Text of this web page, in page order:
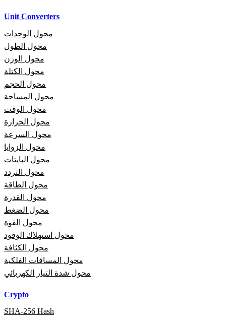
Unit Converters
محول الوحدات
محول الطول
محول الوزن
محول الكتلة
محول الحجم
محول المساحة
محول الوقت
محول الحرارة
محول السرعة
محول الزوايا
محول البايتات
محول التردد
محول الطاقة
محول القدرة
محول الضغط
محول القوة
محول استهلاك الوقود
محول الكثافة
محول المسافات الفلكية
محول شدة التيار الكهربائي
Crypto
SHA-256 Hash